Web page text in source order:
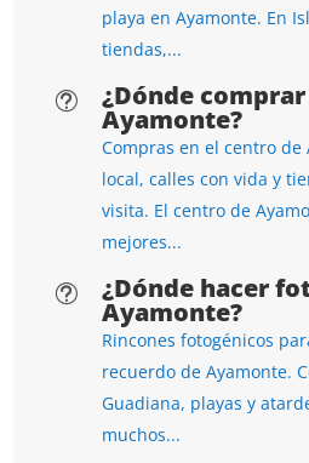
playa en Ayamonte. En
tiendas,...
t ¿Dónde
Ayamonte?
Compras en el centro de
local, calles con vida y
visita. El centro de
mejores...
t ¿Dónde hacer
Ayamonte?
Rincones fotogénicos
recuerdo de Ayamonte.
Guadiana, playas y
muchos...